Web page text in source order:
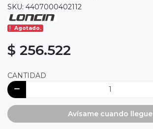
SKU: 4407000402112
Agotado.
$ 256.522
CANTIDAD
Avísame cuando llegue